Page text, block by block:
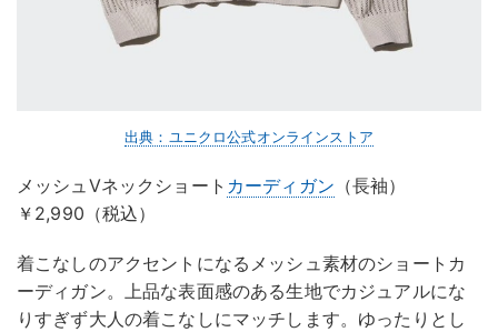
出典：ユニクロ公式オンラインストア
メッシュVネックショート カーディガン （長袖）
￥2,990（税込）
着こなしのアクセントになるメッシュ素材のショートカ
ーディガン。上品な表面感のある生地でカジュアルにな
りすぎず大人の着こなしにマッチします。ゆったりとし